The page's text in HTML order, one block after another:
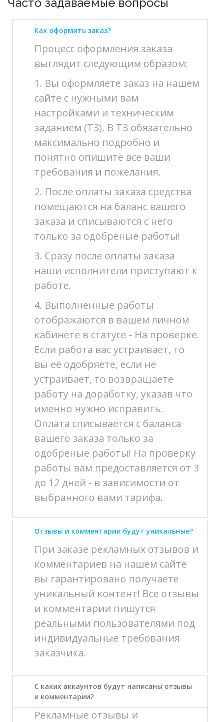
Как оформить заказ?
Процесс оформления заказа
выглядит следующим образом:
1. Вы оформляете заказ на нашем
сайте с нужными вам
настройками и техническим
заданием (ТЗ). В ТЗ обязательно
максимально подробно и
понятно опишите все ваши
требования и пожелания.
2. После оплаты заказа средства
помещаются на баланс вашего
заказа и списываются с него
только за одобреные работы!
3. Сразу после оплаты заказа
наши исполнители приступают к
работе.
4. Выполненные работы
отображаются в вашем личном
кабинете в статусе - На проверке.
Если работа вас устраивает, то
вы её одобряете, если не
устраивает, то возвращаете
работу на доработку, указав что
именно нужно исправить.
Оплата списывается с баланса
вашего заказа только за
одобреные работы! На проверку
работы вам предоставляется от 3
до 12 дней - в зависимости от
выбранного вами тарифа.
Отзывы и комментарии будут уникальные?
При заказе рекламных отзывов и
комментариев на нашем сайте
вы гарантировано получаете
уникальный контент! Все отзывы
и комментарии пишутся
реальными пользователями под
индивидуальные требования
заказчика.
С каких аккаунтов будут написаны отзывы
и комментарии?
Рекламные отзывы и